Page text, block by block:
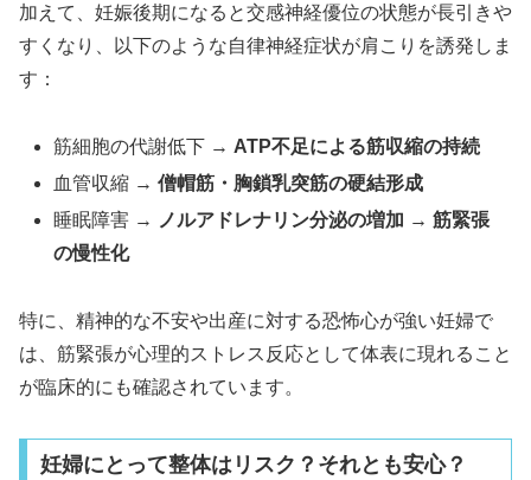
加えて、妊娠後期になると交感神経優位の状態が長引きや
すくなり、以下のような自律神経症状が肩こりを誘発しま
す：
筋細胞の代謝低下 → ATP不足による筋収縮の持続
血管収縮 →僧帽筋・胸鎖乳突筋の硬結形成
睡眠障害 →
ノルアドレナリン分泌の増加 → 筋緊張
の慢性化
特に、精神的な不安や出産に対する恐怖心が強い妊婦で
は、筋緊張が心理的ストレス反応として体表に現れること
が臨床的にも確認されています。
妊婦にとって整体はリスク？それとも安心？